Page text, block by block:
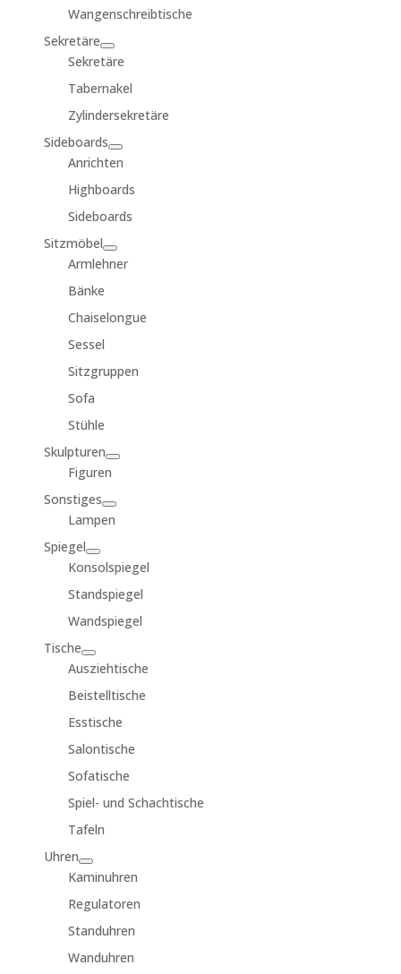
Wangenschreibtische
Sekretäre
Sekretäre
Tabernakel
Zylindersekretäre
Sideboards
Anrichten
Highboards
Sideboards
Sitzmöbel
Armlehner
Bänke
Chaiselongue
Sessel
Sitzgruppen
Sofa
Stühle
Skulpturen
Figuren
Sonstiges
Lampen
Spiegel
Konsolspiegel
Standspiegel
Wandspiegel
Tische
Ausziehtische
Beistelltische
Esstische
Salontische
Sofatische
Spiel- und Schachtische
Tafeln
Uhren
Kaminuhren
Regulatoren
Standuhren
Wanduhren